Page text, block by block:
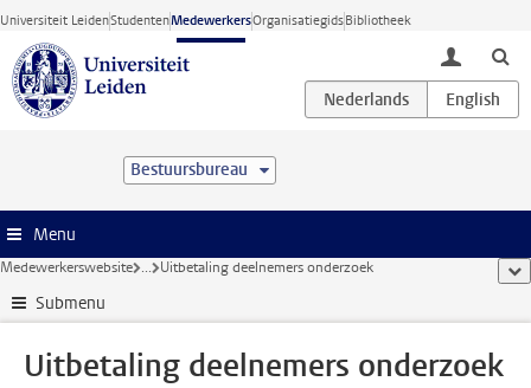
Ga direct naar de inhoud
Universiteit LeidenStudentenMedewerkersOrganisatiegidsBibliotheek
toggle
Bestuursbureau
Menu
Medewerkerswebsite ... Uitbetaling deelnemers onderzoek
Submenu
Uitbetaling deelnemers onderzoek